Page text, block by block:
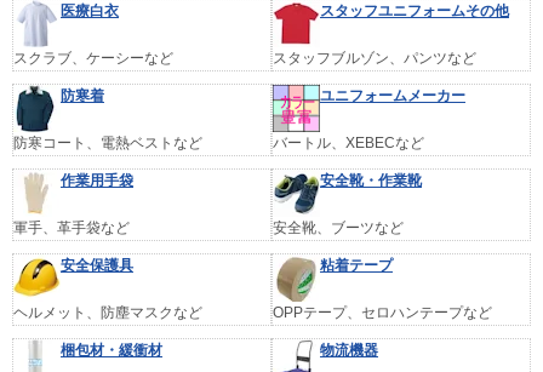
医療白衣
スクラブ、ケーシーなど
スタッフユニフォームその他
スタッフブルゾン、パンツなど
防寒着
防寒コート、電熱ベストなど
ユニフォームメーカー
バートル、XEBECなど
作業用手袋
軍手、革手袋など
安全靴・作業靴
安全靴、ブーツなど
安全保護具
ヘルメット、防塵マスクなど
粘着テープ
OPPテープ、セロハンテープなど
梱包材・緩衝材 物流機器